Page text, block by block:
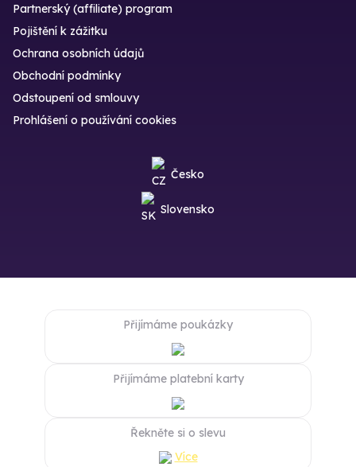
Partnerský (affiliate) program
Pojištění k zážitku
Ochrana osobních údajů
Obchodní podmínky
Odstoupení od smlouvy
Prohlášení o používání cookies
Česko
Slovensko
Přijímáme poukázky
Přijímáme platební karty
Řekněte si o slevu
Více